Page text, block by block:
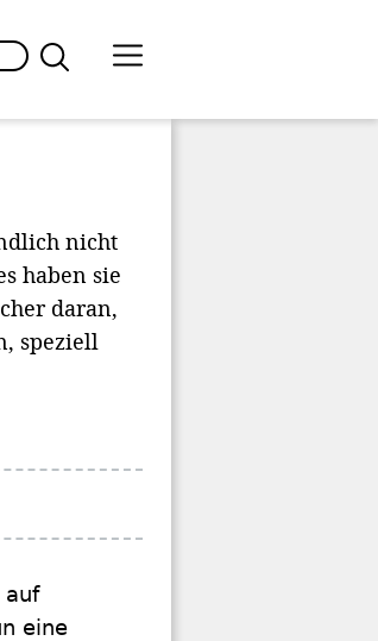
nicht
haben sie
daran,
speziell
auf
eine